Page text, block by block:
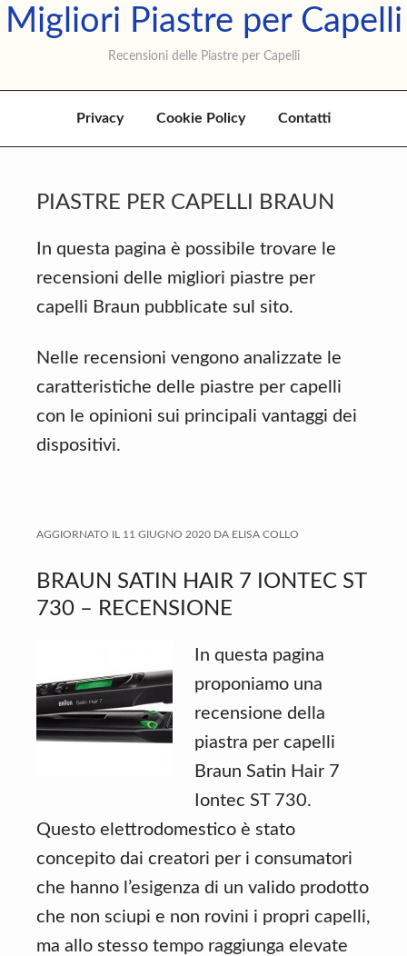
Skip
Skip
Skip
Migliori Piastre per Capelli
Recensioni delle Piastre per Capelli
Privacy Cookie Policy Contatti
PIASTRE PER CAPELLI BRAUN
In questa pagina è possibile trovare le
recensioni delle migliori piastre per
capelli Braun pubblicate sul sito.
Nelle recensioni vengono analizzate le
caratteristiche delle piastre per capelli
con le opinioni sui principali vantaggi dei
dispositivi.
AGGIORNATO IL 11 GIUGNO 2020 DA ELISA COLLO
BRAUN SATIN HAIR 7 IONTEC ST
730 – RECENSIONE
In questa pagina
proponiamo una
recensione della
piastra per capelli
Braun Satin Hair 7
Iontec ST 730.
Questo elettrodomestico è stato
concepito dai creatori per i consumatori
che hanno l’esigenza di un valido prodotto
che non sciupi e non rovini i propri capelli,
ma allo stesso tempo raggiunga elevate